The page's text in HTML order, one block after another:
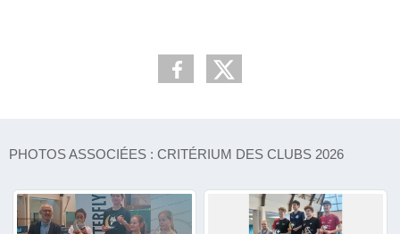
PHOTOS ASSOCIÉES : CRITÉRIUM DES CLUBS 2026